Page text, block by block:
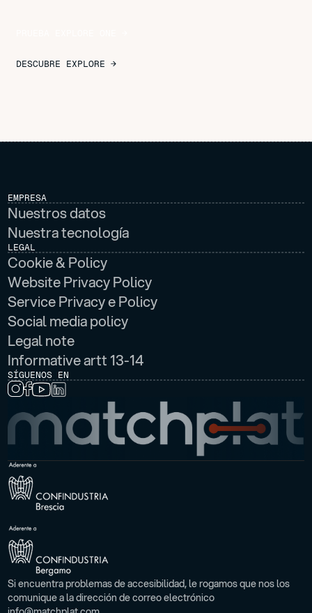
DESCUBRE EXPLORE →
EMPRESA
Nuestros datos
Nuestra tecnología
LEGAL
Cookie & Policy
Website Privacy Policy
Service Privacy e Policy
Social media policy
Legal note
Informative artt 13-14
SÍGUENOS EN
Si encuentra problemas de accesibilidad, le rogamos que nos los
comunique a la dirección de correo electrónico